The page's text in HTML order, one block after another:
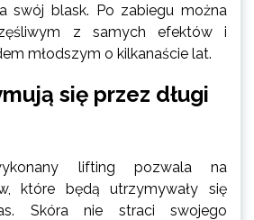
swój blask. Po zabiegu można
z samych efektów i
młodszym o kilkanaście lat.
się przez długi
lifting pozwala na
które będą utrzymywały się
Skóra nie straci swojego